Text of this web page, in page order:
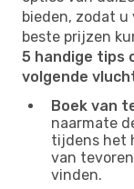
bieden, zodat
beste prijzen
5 handige tips
volgende
Boek van
naarmate
tijdens het
van
vinden.